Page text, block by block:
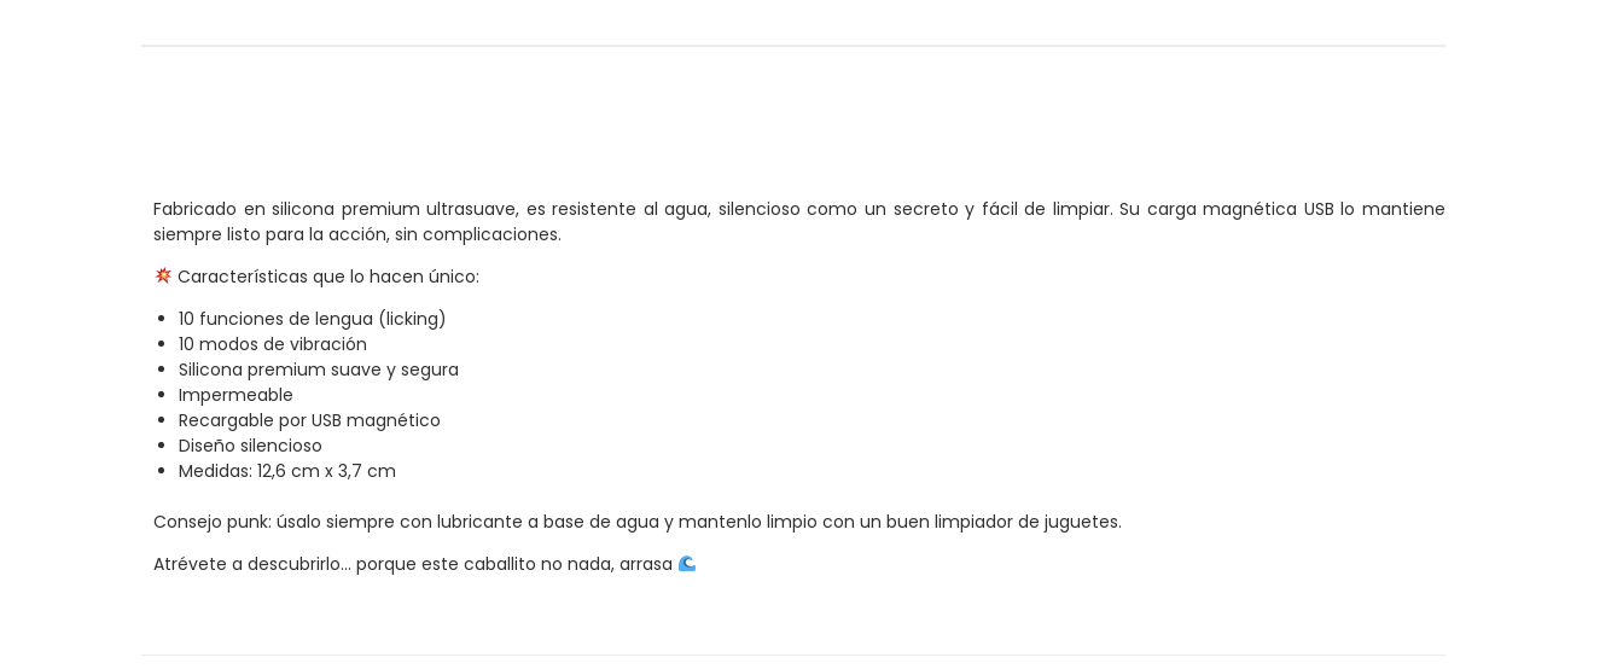
Fabricado en silicona premium ultrasuave, es resistente al agua, silencioso como un secreto y fácil de limpiar. Su carga magnética USB lo mantiene
siempre listo para la acción, sin complicaciones.
Características que lo hacen único:
10 funciones de lengua (licking)
10 modos de vibración
Silicona premium suave y segura
Impermeable
Recargable por USB magnético
Diseño silencioso
Medidas: 12,6 cm x 3,7 cm
Consejo punk: úsalo siempre con lubricante a base de agua y mantenlo limpio con un buen limpiador de juguetes.
Atrévete a descubrirlo… porque este caballito no nada, arrasa